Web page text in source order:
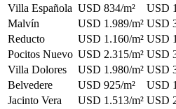
Villa Española USD 834/m² USD
Malvín
USD 1.989/m² USD
Reducto
USD 1.160/m² USD
Pocitos Nuevo USD 2.315/m² USD
Villa Dolores
USD 1.980/m² USD
Belvedere
USD 925/m² USD
Jacinto Vera
USD 1.513/m² USD